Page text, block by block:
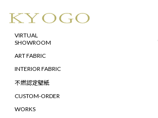
VIRTUAL
SHOWROOM
ART FABRIC
INTERIOR FABRIC
不燃認定壁紙
CUSTOM-ORDER
WORKS